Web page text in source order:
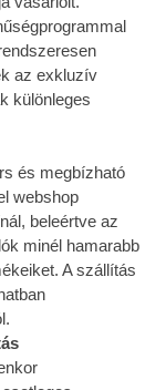
az exkluzív
különleges
és megbízható
webshop
beleértve az
minél hamarabb
A szállítás